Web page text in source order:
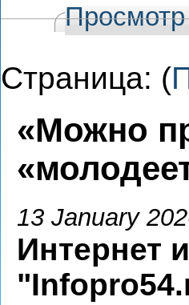
Просмотр
Страница: (
«Можно
13 January
Интернет